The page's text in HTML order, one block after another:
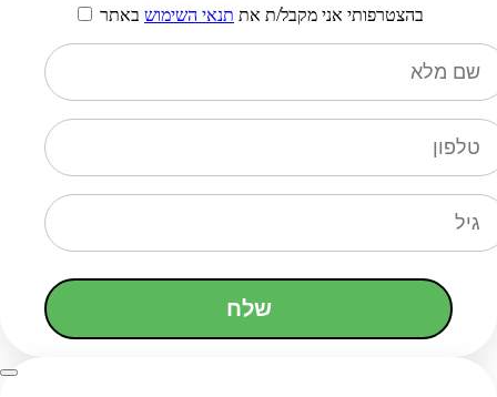
בהצטרפותי אני מקבל/ת את תנאי השימוש באתר
שלח